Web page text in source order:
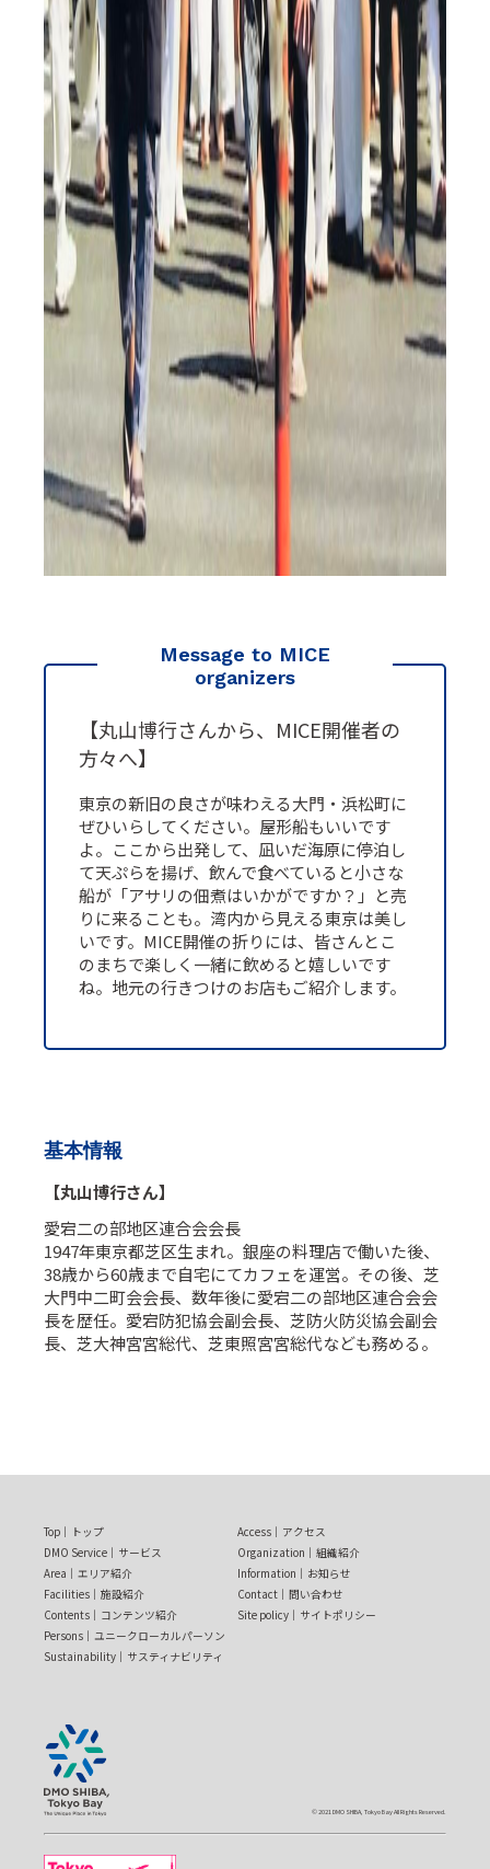
Message to MICE
organizers
【丸山博行さんから、MICE開催者の
方々へ】
東京の新旧の良さが味わえる大門・浜松町に
ぜひいらしてください。屋形船もいいです
よ。ここから出発して、凪いだ海原に停泊し
て天ぷらを揚げ、飲んで食べていると小さな
船が「アサリの佃煮はいかがですか？」と売
りに来ることも。湾内から見える東京は美し
いです。MICE開催の折りには、皆さんとこ
のまちで楽しく一緒に飲めると嬉しいです
ね。地元の行きつけのお店もご紹介します。
基本情報
【丸山博行さん】
愛宕二の部地区連合会会長
1947年東京都芝区生まれ。銀座の料理店で働いた後、
38歳から60歳まで自宅にてカフェを運営。その後、芝
大門中二町会会長、数年後に愛宕二の部地区連合会会
長を歴任。愛宕防犯協会副会長、芝防火防災協会副会
長、芝大神宮宮総代、芝東照宮宮総代なども務める。
Top
トップ
DMO Service
サービス
Area
エリア紹介
Facilities
施設紹介
Contents
コンテンツ紹介
Persons
ユニークローカルパーソン
Sustainability
サスティナビリティ
Access
アクセス
Organization
組織紹介
Information
お知らせ
Contact
問い合わせ
Site policy
サイトポリシー
© 2021 DMO SHIBA, Tokyo Bay All Rights Reserved.